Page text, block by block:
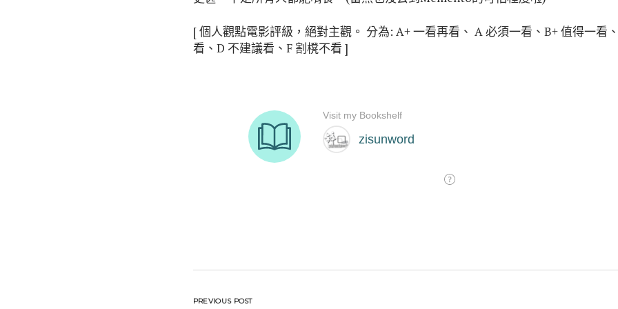
[ 個人觀點電影評級，絕對主觀。 分為: A+ 一看再看、 A 必須一看、B+ 值得一看
看、D 不建議看、F 割櫈不看 ]
PREVIOUS POST